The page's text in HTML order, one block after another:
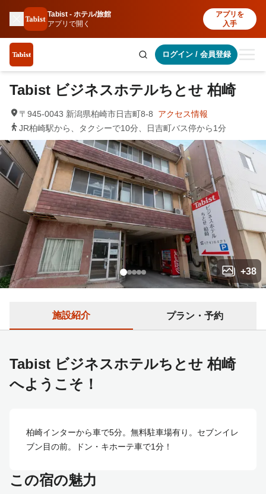
Tabist - ホテル/旅館
アプリで開く
アプリを
入手
ログイン/ 会員登録
+38
Tabist ビジネスホテルちとせ 柏崎
〒945-0043 新潟県柏崎市日吉町8-8
アクセス情報
JR柏崎駅から、タクシーで10分、日吉町バス停から1分
施設紹介 プラン・予約
Tabist ビジネスホテルちとせ 柏崎
へようこそ！
柏崎インターから車で5分。無料駐車場有り。セブンイレ
ブン目の前。ドン・キホーテ車で1分！
この宿の魅力